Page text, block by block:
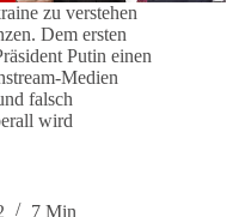
zu verstehen
Dem ersten
Putin einen
Medien
falsch
wird
7 Min